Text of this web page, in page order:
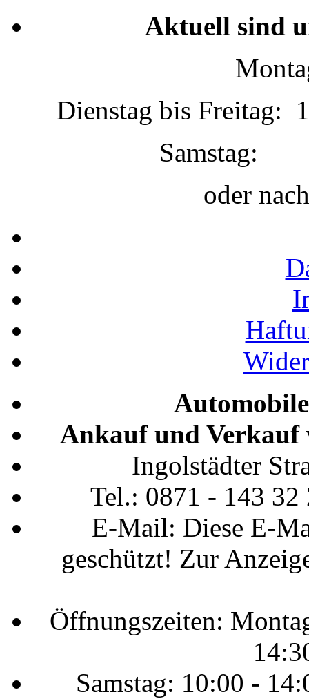
Aktuell sind
Dienstag bis Freitag:
oder
Ankauf und Verkauf
Ingolstädter
Tel.: 0871 - 143
E-Mail: Diese E-
geschützt! Zur
Öffnungszeiten:
Samstag: 10:00 -